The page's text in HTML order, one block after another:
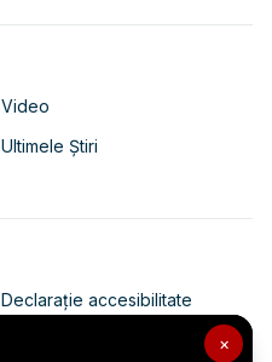
×
Video
Ultimele Știri
Declarație accesibilitate
Politica de confidențialitate